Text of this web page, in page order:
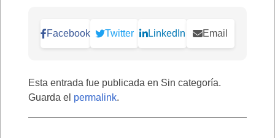
Facebook Twitter LinkedIn Email
Esta entrada fue publicada en Sin categoría.
Guarda el permalink.